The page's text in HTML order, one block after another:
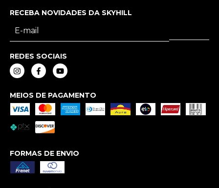
RECEBA NOVIDADES DA SKYHILL
REDES SOCIAIS
MEIOS DE PAGAMENTO
FORMAS DE ENVIO